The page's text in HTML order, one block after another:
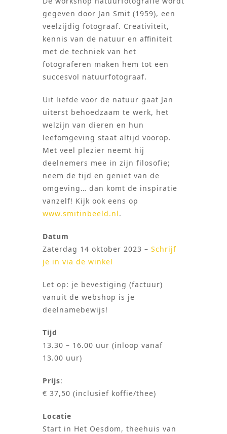
gegeven door Jan Smit (1959), een
veelzijdig fotograaf. Creativiteit,
kennis van de natuur en aﬃniteit
met de techniek van het
fotograferen maken hem tot een
succesvol natuurfotograaf.
Uit liefde voor de natuur gaat Jan
uiterst behoedzaam te werk, het
welzijn van dieren en hun
leefomgeving staat altijd voorop.
Met veel plezier neemt hij
deelnemers mee in zijn filosofie;
neem de tijd en geniet van de
omgeving… dan komt de inspiratie
vanzelf! Kijk ook eens op
www.smitinbeeld.nl.
Datum
Zaterdag 14 oktober 2023 – Schrijf
je in via de winkel
Let op: je bevestiging (factuur)
vanuit de webshop is je
deelnamebewijs!
Tijd
13.30 – 16.00 uur (inloop vanaf
13.00 uur)
Prijs:
€ 37,50 (inclusief koffie/thee)
Locatie
Start in Het Oesdom, theehuis van